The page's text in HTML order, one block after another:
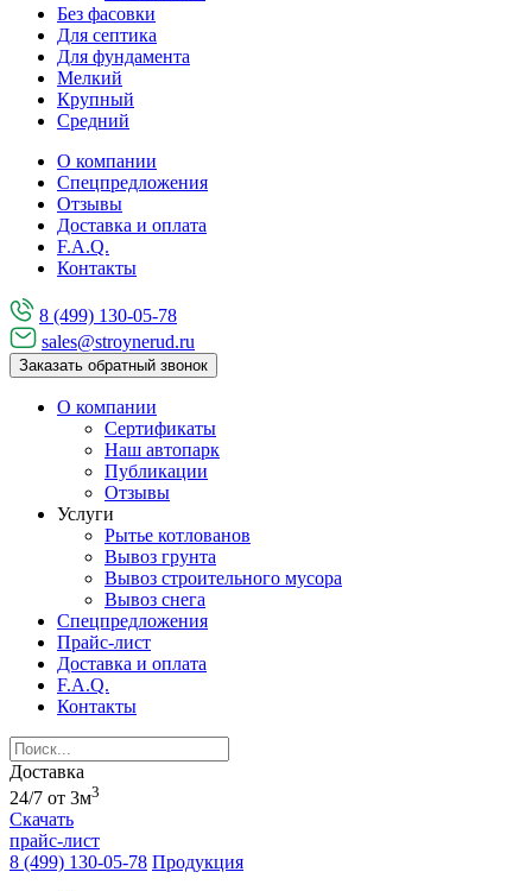
Без фасовки
Для септика
Для фундамента
Мелкий
Крупный
Средний
О компании
Спецпредложения
Отзывы
Доставка и оплата
F.A.Q.
Контакты
8 (499) 130-05-78
sales@stroynerud.ru
Заказать обратный звонок
О компании
Сертификаты
Наш автопарк
Публикации
Отзывы
Услуги
Рытье котлованов
Вывоз грунта
Вывоз строительного мусора
Вывоз снега
Спецпредложения
Прайс-лист
Доставка и оплата
F.A.Q.
Контакты
Доставка
24/7 от 3м3
Скачать
прайс-лист
8 (499) 130-05-78 Продукция